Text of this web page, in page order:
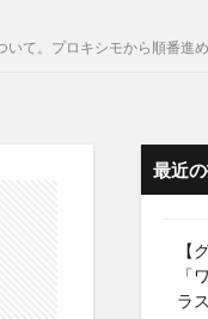
て。プロキシモから順番
最近
【
「
ラ